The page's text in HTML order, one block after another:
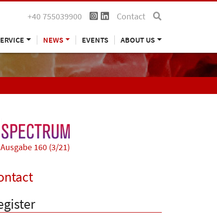
+40 755039900 Contact
NEWS EVENTS ABOUT US
Ausgabe 160 (3/21)